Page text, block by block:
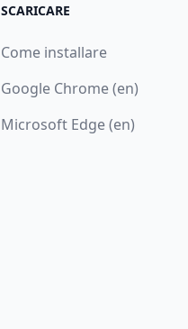
SCARICARE
Come installare
Google Chrome (en)
Microsoft Edge (en)